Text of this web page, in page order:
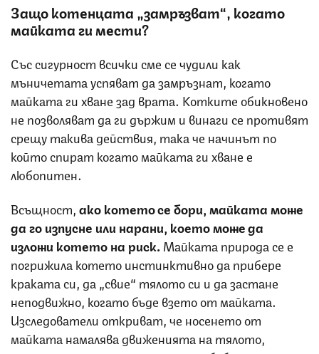
Защо котенцата „замръзват“, когато
майката ги мести?
Със сигурност всички сме се чудили как
мъничетата успяват да замръзнат, когато
майката ги хване зад врата. Котките обикновено
не позволяват да ги държим и винаги се противят
срещу такива действия, така че начинът по
който спират когато майката ги хване е
любопитен.
Всъщност, ако котето се бори, майката може
да го изпусне или нарани, което може да
изложи котето на риск. Майката природа се е
погрижила котето инстинктивно да прибере
краката си, да „свие“ тялото си и да застане
неподвижно, когато бъде взето от майката.
Изследователи откриват, че носенето от
майката намалява движенията на тялото,